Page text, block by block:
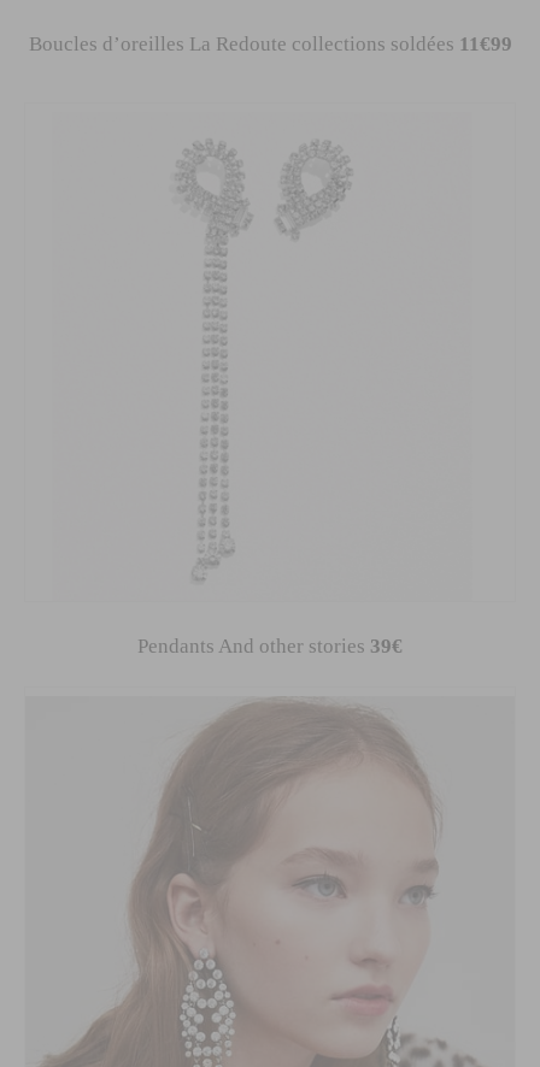
Boucles d’oreilles La Redoute collections soldées 11€99
Pendants And other stories 39€